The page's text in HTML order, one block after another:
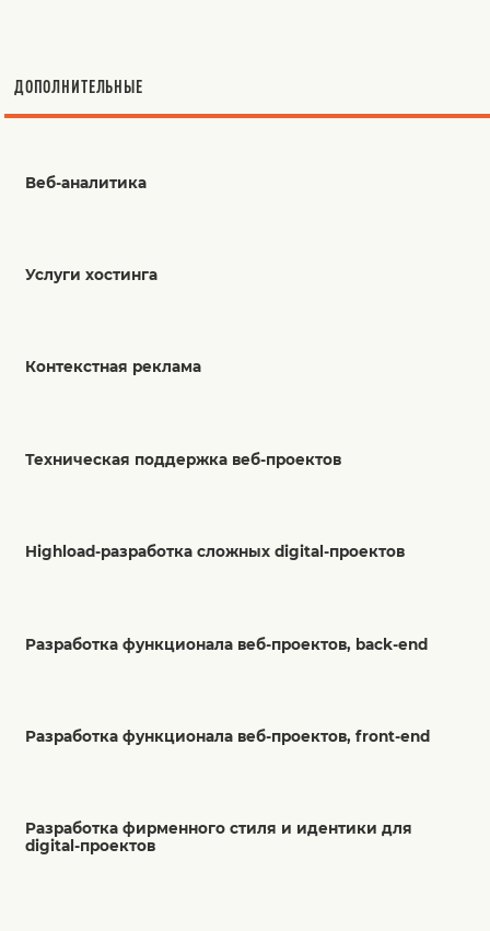
ДОПОЛНИТЕЛЬНЫЕ
Веб-аналитика
Услуги хостинга
Контекстная реклама
Техническая поддержка веб-проектов
Highload-разработка сложных digital-проектов
Разработка функционала веб-проектов, back-end
Разработка функционала веб-проектов, front-end
Разработка фирменного стиля и идентики для
digital-проектов